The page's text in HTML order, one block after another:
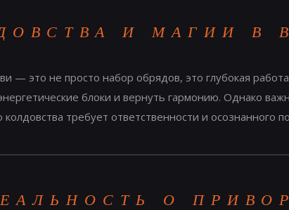
И МАГИИ В
— это не просто набор обрядов, это глубокая
блоки и вернуть гармонию. Однако
требует ответственности и осознанного
О